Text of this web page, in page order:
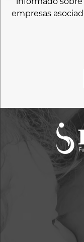
empresas